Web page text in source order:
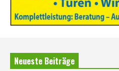
Neueste Beiträge